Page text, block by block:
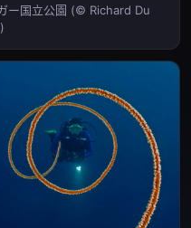
ー国立公園 (© Richard Du